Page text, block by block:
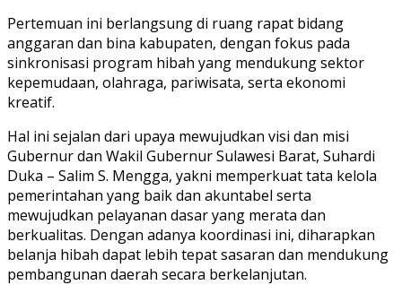
Pertemuan ini berlangsung di ruang rapat bidang
anggaran dan bina kabupaten, dengan fokus pada
sinkronisasi program hibah yang mendukung sektor
kepemudaan, olahraga, pariwisata, serta ekonomi
kreatif.
Hal ini sejalan dari upaya mewujudkan visi dan misi
Gubernur dan Wakil Gubernur Sulawesi Barat, Suhardi
Duka – Salim S. Mengga, yakni memperkuat tata kelola
pemerintahan yang baik dan akuntabel serta
mewujudkan pelayanan dasar yang merata dan
berkualitas. Dengan adanya koordinasi ini, diharapkan
belanja hibah dapat lebih tepat sasaran dan mendukung
pembangunan daerah secara berkelanjutan.